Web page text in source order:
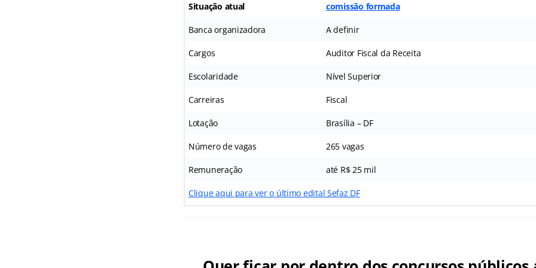
Situação atual comissão formada
Banca organizadora A definir
Cargos Auditor Fiscal da Receita
Escolaridade Nível Superior
Carreiras Fiscal
Lotação Brasília – DF
Número de vagas 265 vagas
Remuneração até R$ 25 mil
Clique aqui para ver o último edital Sefaz DF